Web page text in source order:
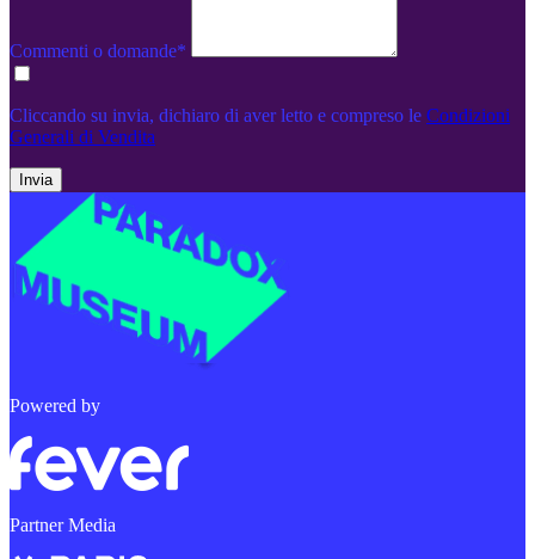
Commenti o domande*
Cliccando su invia, dichiaro di aver letto e compreso le Condizioni
Generali di Vendita
Invia
Powered by
Partner Media